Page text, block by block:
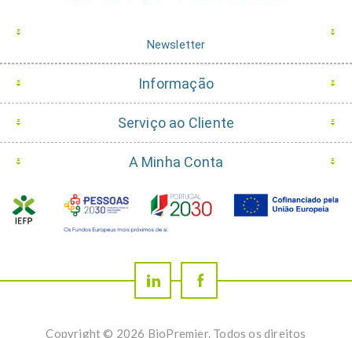
Newsletter
Informação
Serviço ao Cliente
A Minha Conta
Copyright © 2026 BioPremier. Todos os direitos